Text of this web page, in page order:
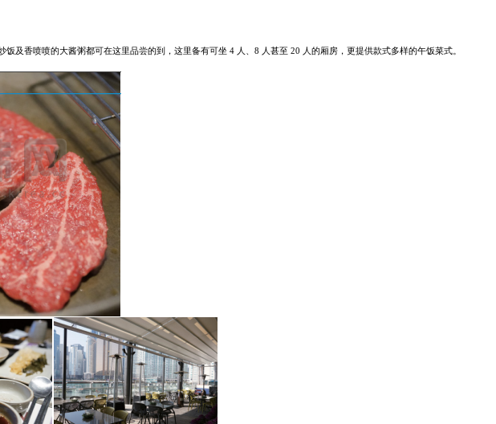
饭及香喷喷的大酱粥都可在这里品尝的到，这里备有可坐 4 人、8 人甚至 20 人 的厢房，更提供款式多样的午饭菜式。